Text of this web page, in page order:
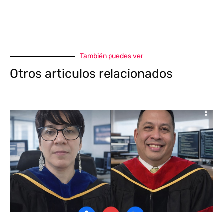
También puedes ver
Otros articulos relacionados